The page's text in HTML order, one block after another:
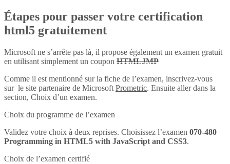
Étapes pour passer votre certification
html5 gratuitement
Microsoft ne s’arrête pas là, il propose également un examen gratuit
en utilisant simplement un coupon HTMLJMP
Comme il est mentionné sur la fiche de l’examen, inscrivez-vous
sur le site partenaire de Microsoft Prometric. Ensuite aller dans la
section, Choix d’un examen.
Choix du programme de l’examen
Validez votre choix à deux reprises. Choisissez l’examen 070-480
Programming in HTML5 with JavaScript and CSS3.
Choix de l’examen certifié